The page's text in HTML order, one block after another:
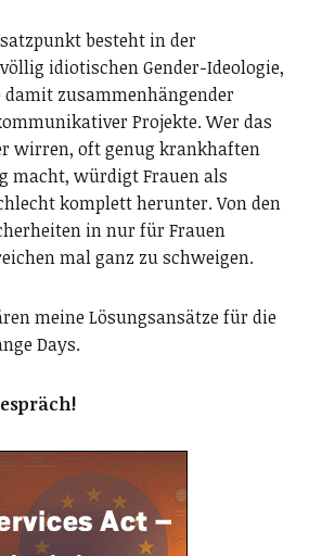
besteht in der
idiotischen Gender-Ideologie,
damit zusammenhängender
Projekte. Wer das
wirren, oft genug krankhaften
macht, würdigt Frauen als
komplett herunter. Von den
in nur für Frauen
mal ganz zu schweigen.
meine Lösungsansätze für die
Days.